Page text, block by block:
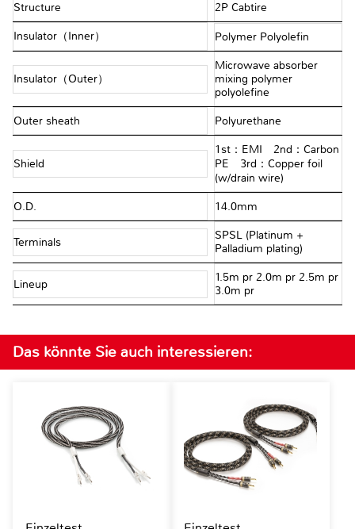
Structure 2P Cabtire
Insulator（Inner） Polymer Polyolefin
Insulator（Outer）
Microwave absorber
mixing polymer
polyolefine
Outer sheath Polyurethane
Shield
1st：EMI 2nd：Carbon
PE 3rd：Copper foil
(w/drain wire)
O.D. 14.0mm
Terminals
SPSL (Platinum +
Palladium plating)
Lineup
1.5m pr 2.0m pr 2.5m pr
3.0m pr
Das könnte Sie auch interessieren: